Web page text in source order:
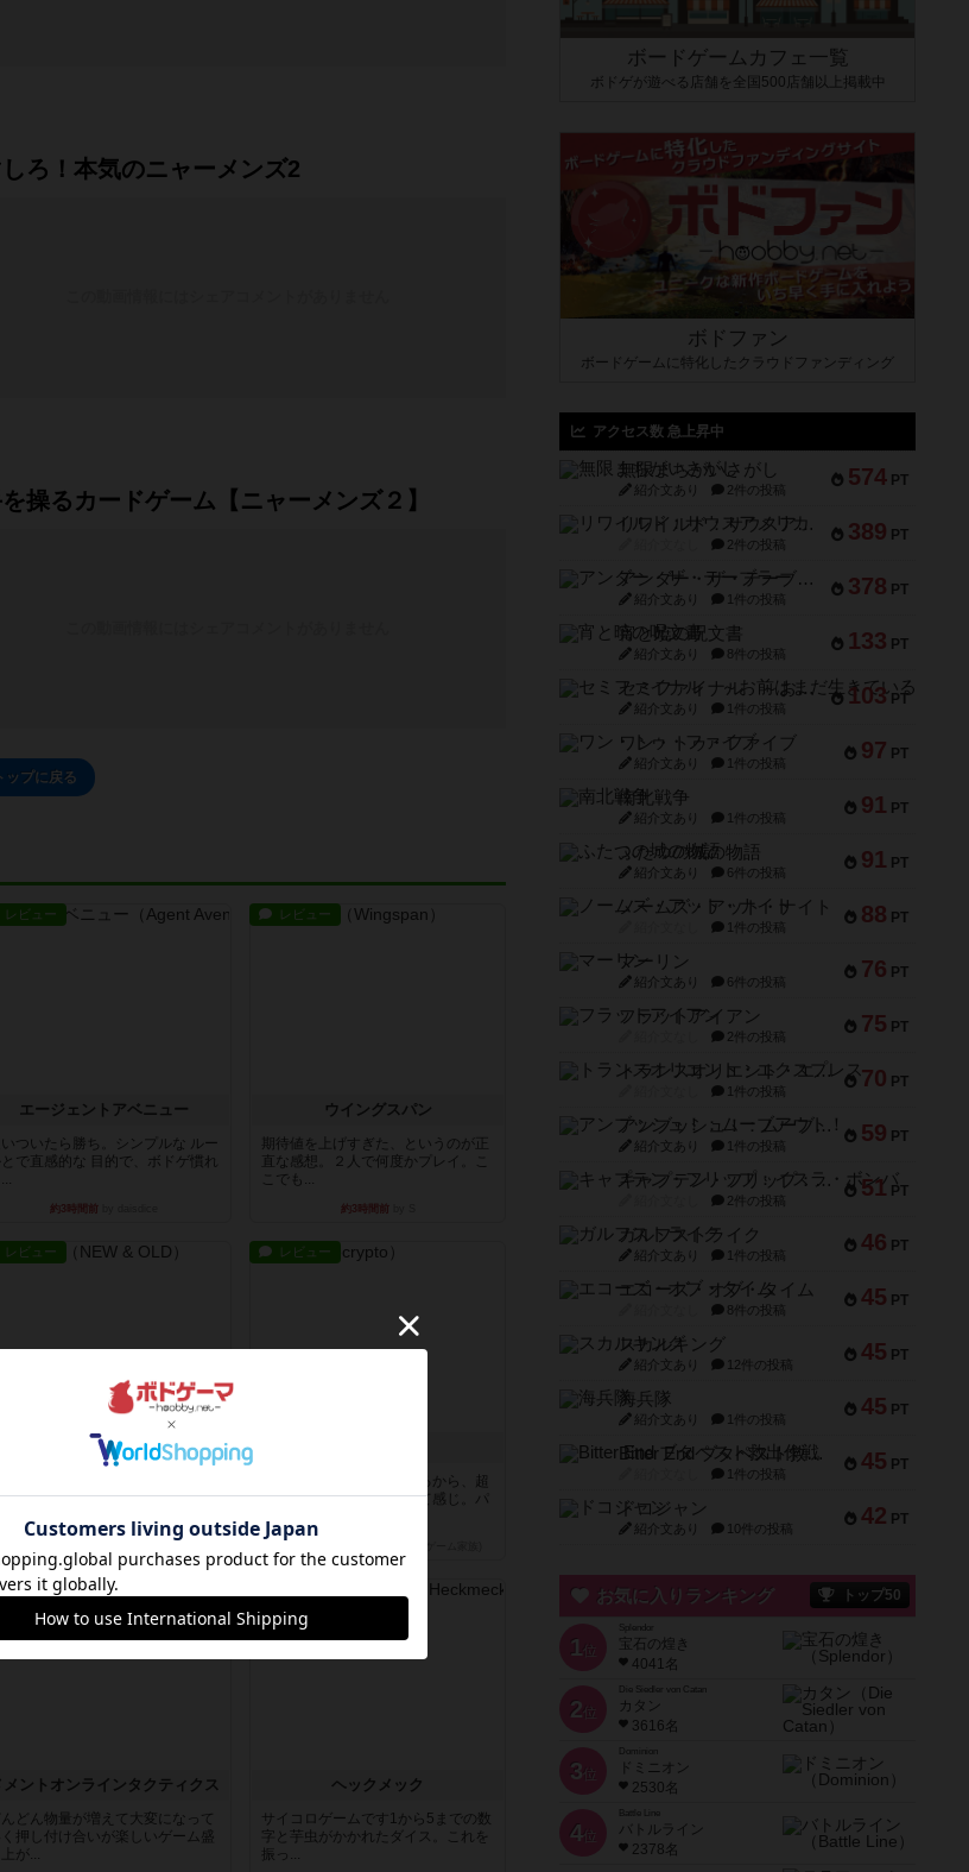
ろ！本気のニャーメンズ2
操るカードゲーム【ニャーメンズ２】
ップに戻る
レビュー
エージェントアベニュー
ついたら勝ち。シンプルな ルー
とで直感的な 目的で、ボドゲ慣れ
...
約3時間前
レビュー
ウイングスパン
期待値を上げすぎた、というのが正
直な感想。２人で何度かプレイ。こ
こでも...
約3時間前
レビュー
ニューオールド
ユーザー視点で良かった点と悪
レビュー
プレイ感がしっかりしてるから、超
ボードゲームやったなって感じ。パ
レビュー
メントオンラインタクティクス
んどん物量が増えて大変になって
押し付け合いが楽しいゲーム盛
上が...
ヘックメック
サイコロゲームです1から5までの数
字と芋虫がかかれたダイス。これを
振っ...
ボードゲームカフェ一覧
ボドゲが遊べる店舗を全国500店舗以上掲載中
ボドファン
ボードゲームに特化したクラウドファンディング
アクセス数 急上昇中
574 PT
無限まちがいさがし
紹介文あり 2件の投稿
389 PT
リワイルド：サウスアメリカ
2件の投稿
378 PT
アンダー・ザ・テーブラー
紹介文あり 1件の投稿
133 PT
宵と暁の呪文書
紹介文あり 8件の投稿
103 PT
セミファイナル ～お前はまだ生きている～
紹介文あり 1件の投稿
97 PT
ワン・トゥ・ファイブ
紹介文あり 1件の投稿
91 PT
南北戦争
紹介文あり 1件の投稿
91 PT
ふたつの城の物語
紹介文あり 6件の投稿
88 PT
ノームズ・アット・ナイト
1件の投稿
76 PT
マーリン
紹介文あり 6件の投稿
75 PT
フラットアイアン
2件の投稿
70 PT
トランスオリエント・エクスプレス
1件の投稿
59 PT
アンブッシュ！：ムーブアウト！
紹介文あり 1件の投稿
51 PT
キャプテン・フリップ：イスラ・ボンバ
2件の投稿
46 PT
ガルフストライク
紹介文あり 1件の投稿
45 PT
エコーズ・オブ・タイム
8件の投稿
45 PT
スカルキング
紹介文あり 12件の投稿
45 PT
海兵隊
紹介文あり 1件の投稿
45 PT
Bitter End ブタペスト救出作戦
1件の投稿
42 PT
ドコジャン
紹介文あり 10件の投稿
お気に入りランキング トップ50
1 位
宝石の煌き
4041名
2 位
Die Siedler von Catan
カタン
3616名
3 位
ドミニオン
2530名
4位
Battle Line
バトルライン
2378名